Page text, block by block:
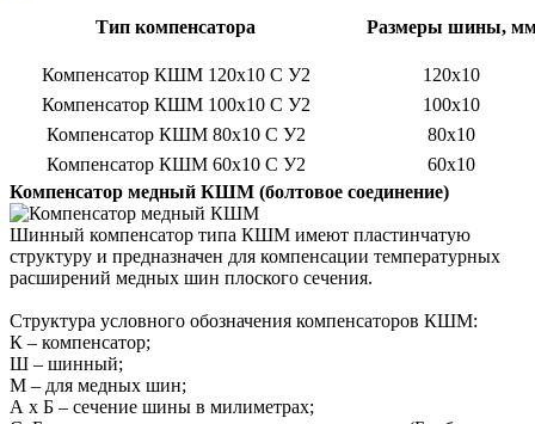
Тип компенсатора Размеры шины,
Компенсатор КШМ 120x10 С У2
120x10
Компенсатор КШМ 100x10 С У2
100x10
Компенсатор КШМ 80x10 С У2
80x10
Компенсатор КШМ 60x10 С У2
60x10
Компенсатор медный КШМ (болтовое соединение)
Шинный компенсатор типа КШМ имеют пластинчатую
структуру и предназначен для компенсации температурных
расширений медных шин плоского сечения.
Структура условного обозначения компенсаторов КШМ:
К – компенсатор;
Ш – шинный;
М – для медных шин;
А х Б – сечение шины в милиметрах;